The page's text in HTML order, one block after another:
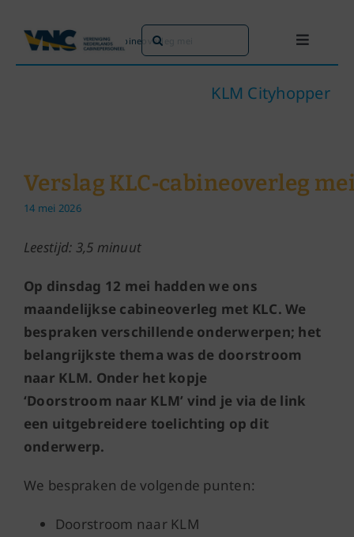
naar
inhoud
Toggle
Dossiers
Maatschappijen
Word lid!
Zoeken
naar:
Home» Verslag KLC‑cabineoverleg mei
KLM Cityhopper
Verslag KLC‑cabineoverleg
14 mei 2026
Leestijd: 3,5 minuut
Op dinsdag 12 mei hadden we ons
maandelijkse cabineoverleg met KLC. We
bespraken verschillende onderwerpen; het
belangrijkste thema was de doorstroom
naar KLM. Onder het kopje
‘Doorstroom naar KLM’ vind je via de link
een uitgebreidere toelichting op dit
onderwerp.
We bespraken de volgende punten:
Doorstroom naar KLM